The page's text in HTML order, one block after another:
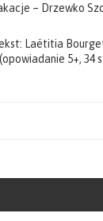
– Drzewko
Laëtitia
5+, 34